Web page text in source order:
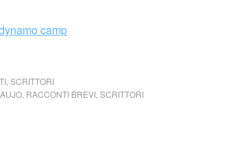
SCRITTORI
RACCONTI BREVI SCRITTORI